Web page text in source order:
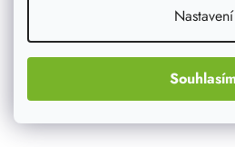
Nastavení